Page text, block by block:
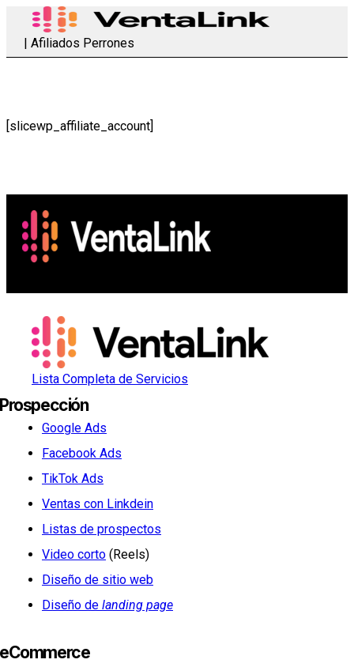
| Afiliados Perrones
[slicewp_affiliate_account]
Lista Completa de Servicios
Prospección
Google Ads
Facebook Ads
TikTok Ads
Ventas con Linkdein
Listas de prospectos
Video corto (Reels)
Diseño de sitio web
Diseño de landing page
eCommerce